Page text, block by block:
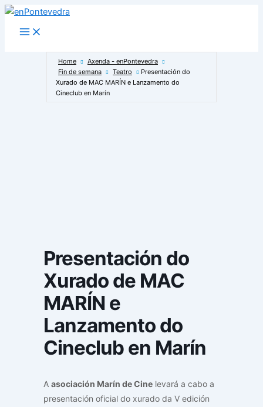
Ir
Main
Menu
Home
Axenda - enPontevedra
Fin de semana
Teatro
Presentación do
Xurado de MAC MARÍN e Lanzamento do
Cineclub en Marín
Presentación do
Xurado de MAC
MARÍN e
Lanzamento do
Cineclub en Marín
A asociación Marín de Cine levará a cabo a
presentación oficial do xurado da V edición